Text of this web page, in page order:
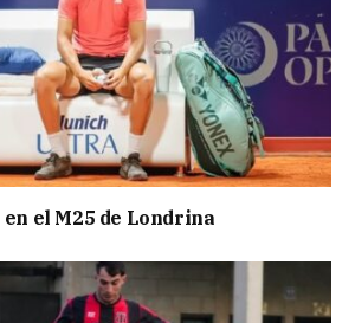
el M25 de Londrina